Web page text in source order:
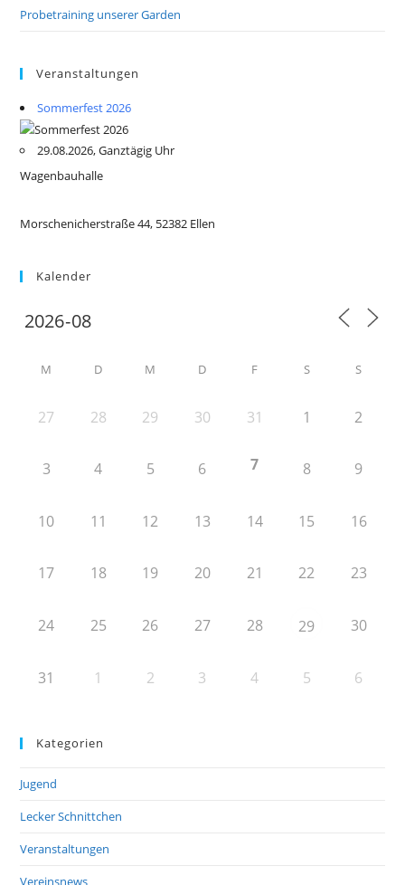
Probetraining unserer Garden
Veranstaltungen
Sommerfest 2026
29.08.2026, Ganztägig Uhr
Wagenbauhalle
Morschenicherstraße 44, 52382 Ellen
Kalender
M D M D F S S
27 28 29 30 31 1 2
3 4 5 6 7 8 9
10 11 12 13 14 15 16
17 18 19 20 21 22 23
24 25 26 27 28 29 30
31 1 2 3 4 5 6
Kategorien
Jugend
Lecker Schnittchen
Veranstaltungen
Vereinsnews